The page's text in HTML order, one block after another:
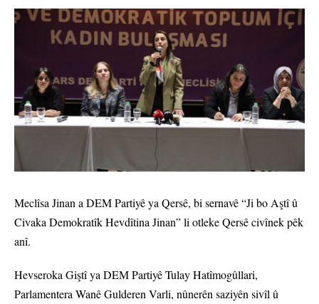
Meclîsa Jinan a DEM Partiyê ya Qersê, bi sernavê “Ji bo Aştî û
Civaka Demokratîk Hevdîtina Jinan” li otleke Qersê civînek pêk
anî.
Hevseroka Giştî ya DEM Partiyê Tulay Hatîmogûllari,
Parlamentera Wanê Gulderen Varli, nûnerên saziyên sivîl û